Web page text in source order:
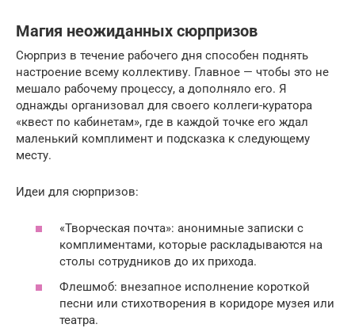
Магия неожиданных сюрпризов
Сюрприз в течение рабочего дня способен поднять
настроение всему коллективу. Главное — чтобы это не
мешало рабочему процессу, а дополняло его. Я
однажды организовал для своего коллеги-куратора
«квест по кабинетам», где в каждой точке его ждал
маленький комплимент и подсказка к следующему
месту.
Идеи для сюрпризов:
«Творческая почта»: анонимные записки с
комплиментами, которые раскладываются на
столы сотрудников до их прихода.
Флешмоб: внезапное исполнение короткой
песни или стихотворения в коридоре музея или
театра.